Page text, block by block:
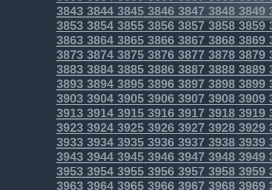
38433844384538463847 38483849
3853385438553856385738583859
3863386438653866386738683869
3873387438753876387738783879
3883388438853886388738883889
3893389438953896389738983899
3903390439053906390739083909
3913391439153916391739183919
3923392439253926392739283929
3933393439353936393739383939
3943394439453946394739483949
3953395439553956395739583959
3963396439653966396739683969